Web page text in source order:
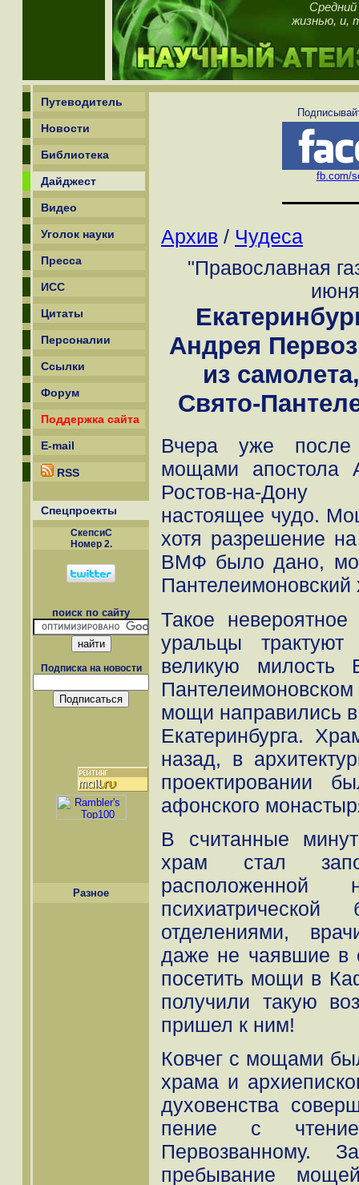
жизнью, и,
Путеводитель
Новости
Библиотека
Дайджест
Видео
Уголок науки
Пресса
ИСС
Цитаты
Персоналии
Ссылки
Форум
Поддержка сайта
E-mail
RSS
Спецпроекты
СкепсиС
Номер 2.
поиск по сайту
Подписка на новости
Разное
fb.com/
Архив / Чудеса
"Православная
Андрея
из
Свято-
Вчера уже после
мощами апостола
Ростов-на-
настоящее чудо.
хотя разрешение
ВМФ было дано,
Пантелеимоновский
Такое
уральцы
великую
мощи направились
Екатеринбурга.
назад, в
проектировании
афонского
В считанные
храм стал
расположенной
отделениями,
даже не чаявшие в
посетить мощи в
получили такую
пришел к ним!
Ковчег с мощами
храма и
духовенства
пение с
Первозванному.
пребывание